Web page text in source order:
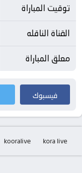
توقيت المباراة
القناة الناقله
معلق المباراة
فيسبوك
kora live
kooralive